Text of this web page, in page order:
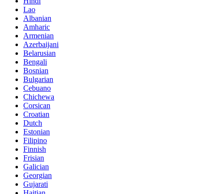
Lao
Albanian
Amharic
Armenian
Azerbaijani
Belarusian
Bengali
Bosnian
Bulgarian
Cebuano
Chichewa
Corsican
Croatian
Dutch
Estonian
Filipino
Finnish
Frisian
Galician
Georgian
Gujarati